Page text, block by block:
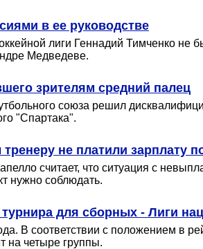
в ее руководстве
лиги Геннадий Тимченко
Медведеве.
зрителям средний палец
союза решил
"Спартака".
не платили зарплату
считает, что ситуация с
нужно соблюдать.
для сборных - Лиги
В соответствии с положением в
на четыре группы.